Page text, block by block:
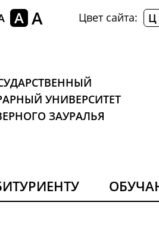
A A Цвет сайта: Ц
УНИВЕРСИТЕТ
ЗАУРАЛЬЯ